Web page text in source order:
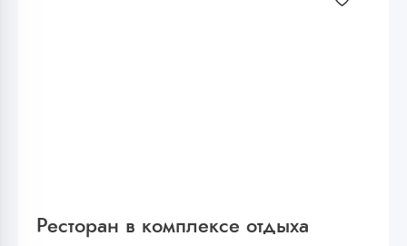
Ресторан в комплексе отдыха